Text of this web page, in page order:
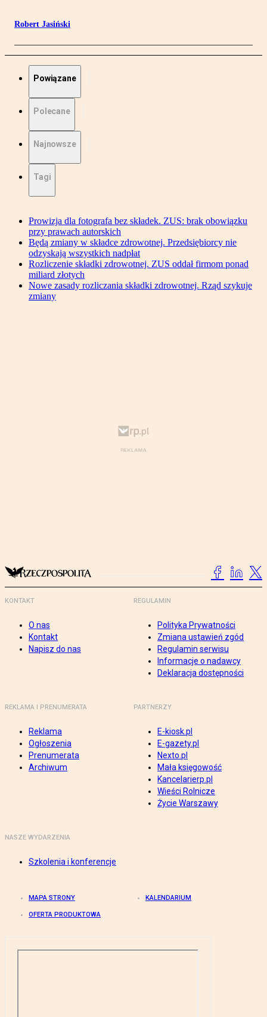
Robert Jasiński
Powiązane
Polecane
Najnowsze
Tagi
Prowizja dla fotografa bez składek. ZUS: brak obowiązku
przy prawach autorskich
Będą zmiany w składce zdrowotnej. Przedsiębiorcy nie
odzyskają wszystkich nadpłat
Rozliczenie składki zdrowotnej. ZUS oddał firmom ponad
miliard złotych
Nowe zasady rozliczania składki zdrowotnej. Rząd szykuje
zmiany
KONTAKT
O nas
Kontakt
Napisz do nas
REGULAMIN
Polityka Prywatności
Zmiana ustawień zgód
Regulamin serwisu
Informacje o nadawcy
Deklaracja dostępności
REKLAMA I PRENUMERATA
Reklama
Ogłoszenia
Prenumerata
Archiwum
PARTNERZY
E-kiosk.pl
E-gazety.pl
Nexto.pl
Mała księgowość
Kancelarierp.pl
Wieści Rolnicze
Życie Warszawy
NASZE WYDARZENIA
Szkolenia i konferencje
MAPA STRONY KALENDARIUM
OFERTA PRODUKTOWA